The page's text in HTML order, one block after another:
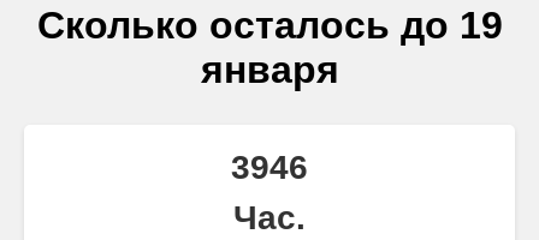
Сколько осталось до 19
января
3946
Час.